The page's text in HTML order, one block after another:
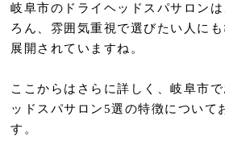
岐阜市のドライヘッドスパサロン
ろん、雰囲気重視で選びたい人に
展開されていますね。
ここからはさらに詳しく、岐阜市
ッドスパサロン5選の特徴について
す。